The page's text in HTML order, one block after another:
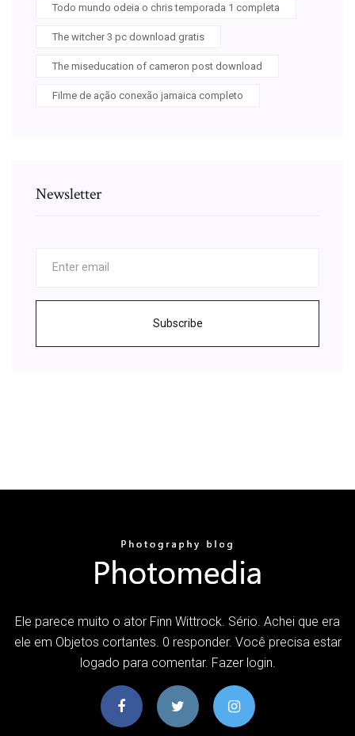
Todo mundo odeia o chris temporada 1 completa
The witcher 3 pc download gratis
The miseducation of cameron post download
Filme de ação conexão jamaica completo
Newsletter
Subscribe
Ele parece muito o ator Finn Wittrock. Sério. Achei que era
ele em Objetos cortantes. 0 responder. Você precisa estar
logado para comentar. Fazer login.